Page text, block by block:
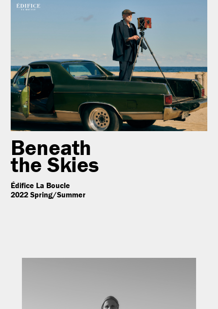
Beneath
the Skies
Édifice La Boucle
2022 Spring/Summer